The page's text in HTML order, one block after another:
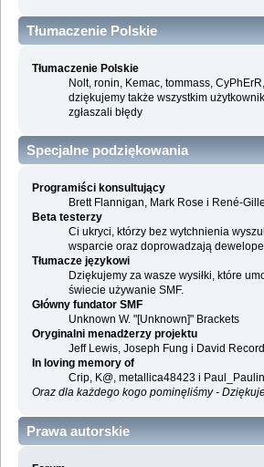
Tłumaczenie Polskie
Tłumaczenie Polskie
Nolt, ronin, Kemac, tommass,
dziękujemy także wszystkim
zgłaszali błędy
Specjalne podziękowania
Programiści konsultujący
Brett Flannigan, Mark Rose i René-
Beta testerzy
Ci ukryci, którzy bez wytchnienia
wsparcie oraz doprowadzają
Tłumacze językowi
Dziękujemy za wasze wysiłki, które
świecie używanie SMF.
Główny fundator SMF
Unknown W. "[Unknown]" Brackets
Oryginalni menadżerzy projektu
Jeff Lewis, Joseph Fung i David
In loving memory of
Crip, K@, metallica48423 i
Oraz dla każdego kogo pominęliśmy -
Prawa autorskie